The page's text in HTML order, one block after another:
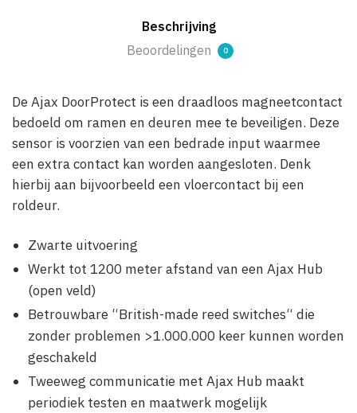
Beschrijving
Beoordelingen
0
De Ajax DoorProtect is een draadloos magneetcontact
bedoeld om ramen en deuren mee te beveiligen. Deze
sensor is voorzien van een bedrade input waarmee
een extra contact kan worden aangesloten. Denk
hierbij aan bijvoorbeeld een vloercontact bij een
roldeur.
Zwarte uitvoering
Werkt tot 1200 meter afstand van een Ajax Hub
(open veld)
Betrouwbare “British-made reed switches“ die
zonder problemen >1.000.000 keer kunnen worden
geschakeld
Tweeweg communicatie met Ajax Hub maakt
periodiek testen en maatwerk mogelijk